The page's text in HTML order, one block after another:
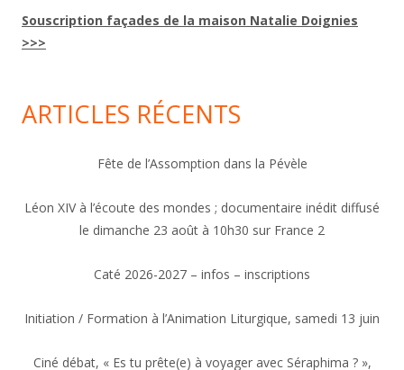
Souscription façades de la maison Natalie Doignies
>>>
ARTICLES RÉCENTS
Fête de l’Assomption dans la Pévèle
Léon XIV à l’écoute des mondes ; documentaire inédit diffusé
le dimanche 23 août à 10h30 sur France 2
Caté 2026-2027 – infos – inscriptions
Initiation / Formation à l’Animation Liturgique, samedi 13 juin
Ciné débat, « Es tu prête(e) à voyager avec Séraphima ? »,